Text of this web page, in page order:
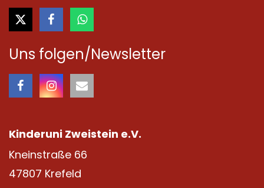
Uns folgen/Newsletter
Kinderuni Zweistein e.V.
Kneinstraße 66
47807 Krefeld